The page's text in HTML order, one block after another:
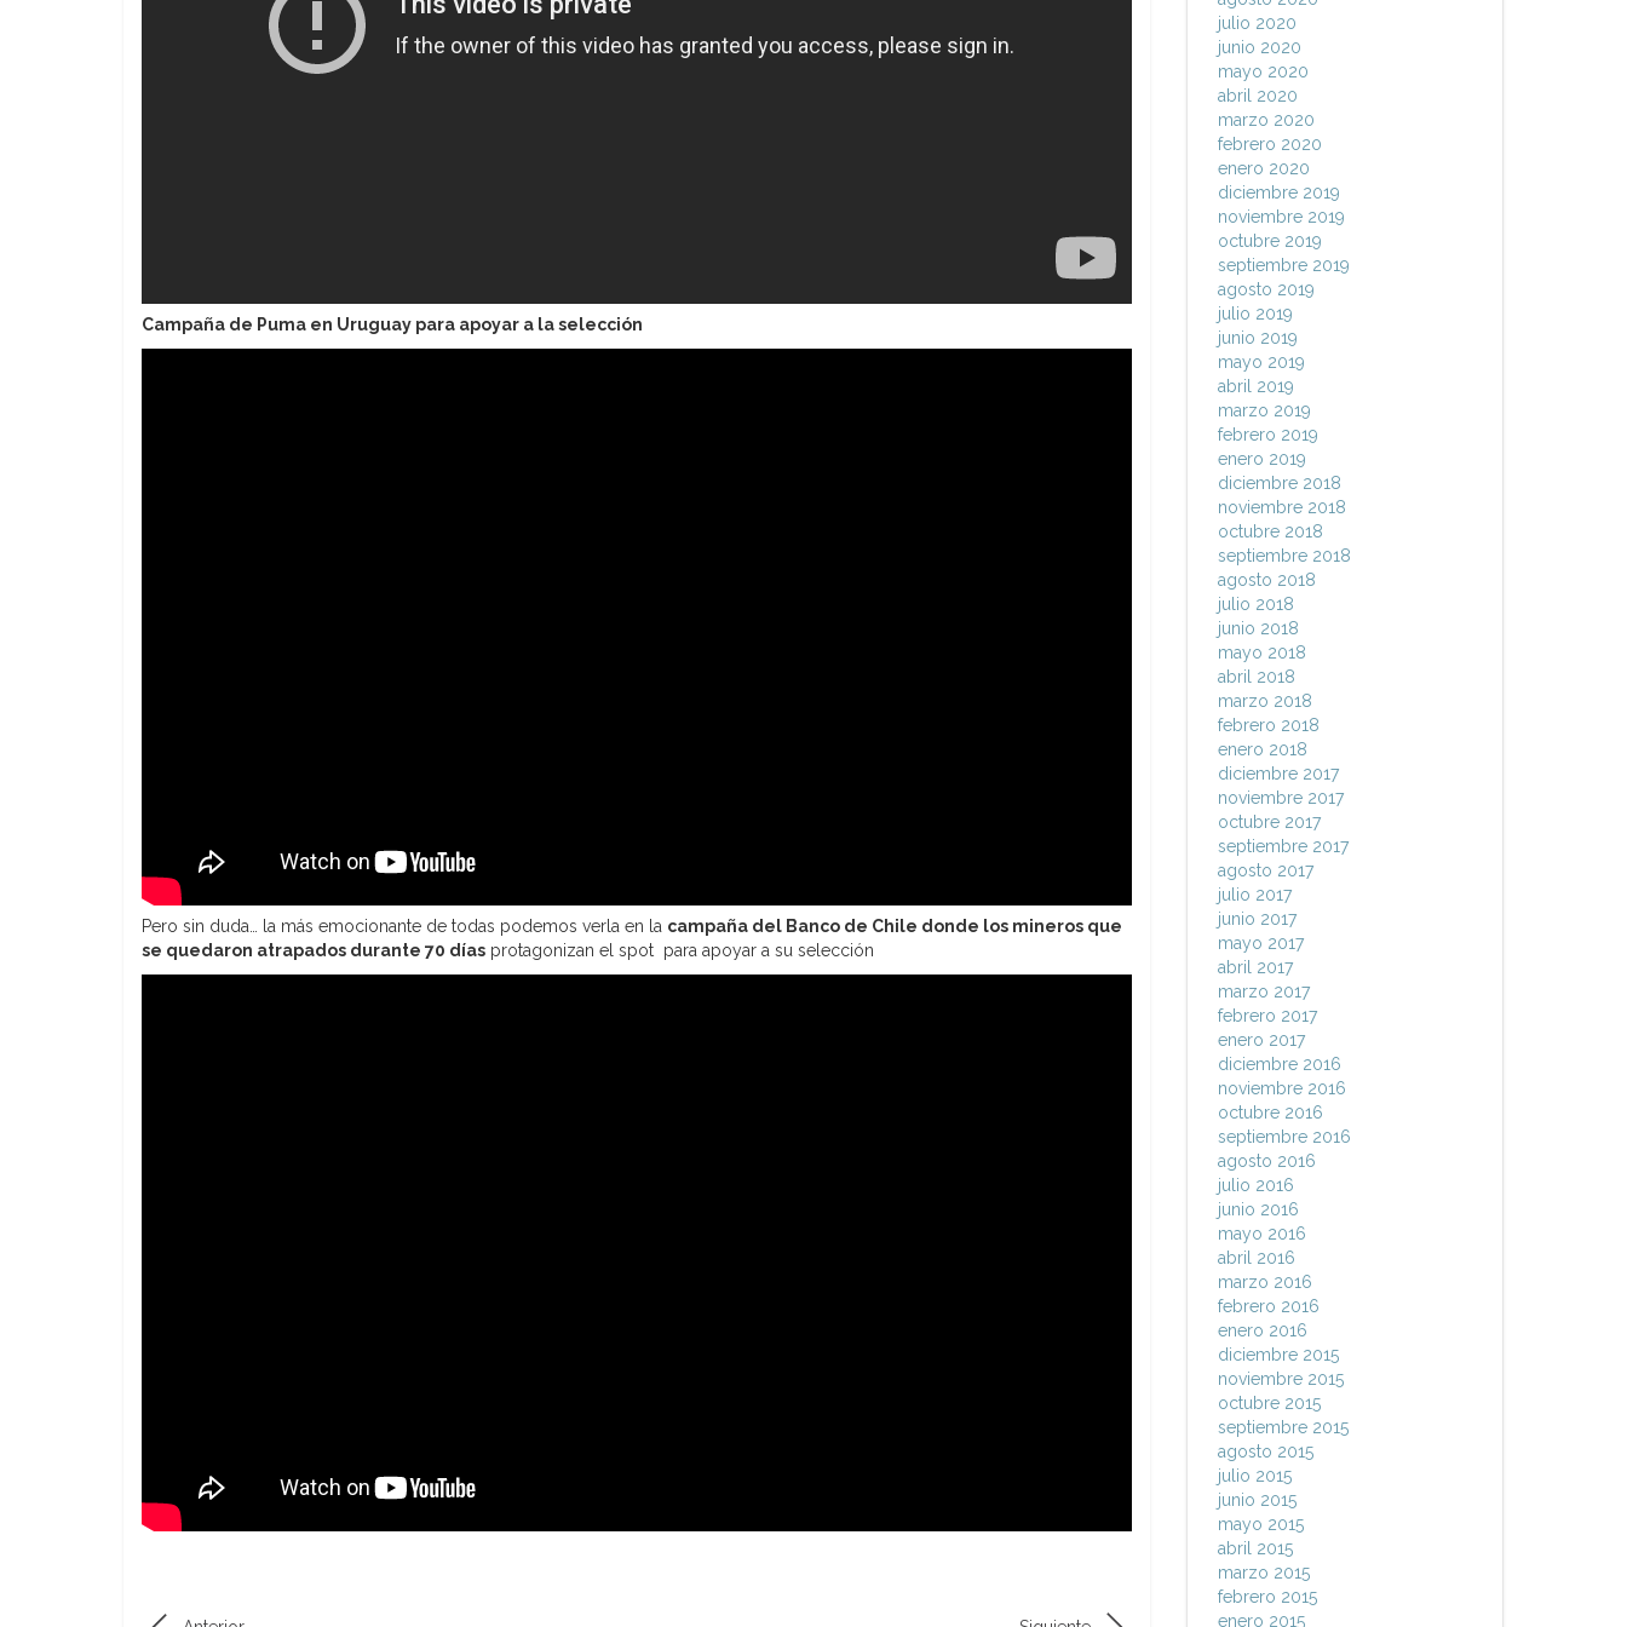
Campaña de Puma en Uruguay para apoyar a la selección
Pero sin duda… la más emocionante de todas podemos verla en la campaña del Banco de Chile donde los mineros que
se quedaron atrapados durante 70 días protagonizan el spot para apoyar a su selección
julio 2020
junio 2020
mayo 2020
abril 2020
marzo 2020
febrero 2020
enero 2020
diciembre 2019
noviembre 2019
octubre 2019
septiembre 2019
agosto 2019
julio 2019
junio 2019
mayo 2019
abril 2019
marzo 2019
febrero 2019
enero 2019
diciembre 2018
noviembre 2018
octubre 2018
septiembre 2018
agosto 2018
julio 2018
junio 2018
mayo 2018
abril 2018
marzo 2018
febrero 2018
enero 2018
diciembre 2017
noviembre 2017
octubre 2017
septiembre 2017
agosto 2017
julio 2017
junio 2017
mayo 2017
abril 2017
marzo 2017
febrero 2017
enero 2017
diciembre 2016
noviembre 2016
octubre 2016
septiembre 2016
agosto 2016
julio 2016
junio 2016
mayo 2016
abril 2016
marzo 2016
febrero 2016
enero 2016
diciembre 2015
noviembre 2015
octubre 2015
septiembre 2015
agosto 2015
julio 2015
junio 2015
mayo 2015
abril 2015
marzo 2015
febrero 2015
enero 2015